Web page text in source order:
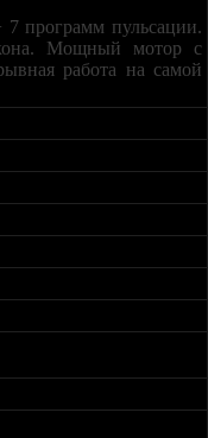
программ пульсации.
Мощный мотор с
работа на самой